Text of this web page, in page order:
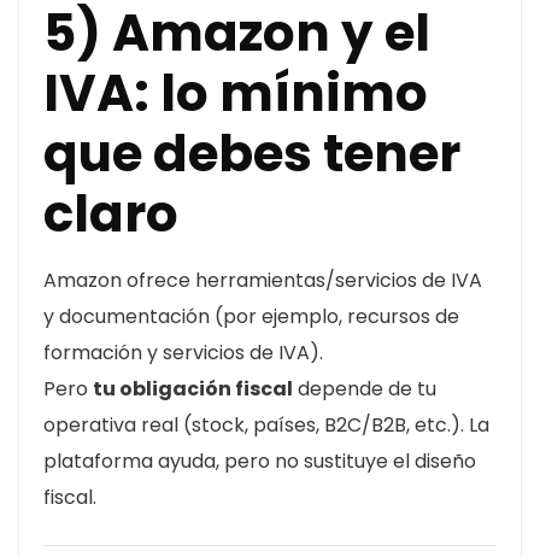
5) Amazon y el
IVA: lo mínimo
que debes tener
claro
Amazon ofrece herramientas/servicios de IVA
y documentación (por ejemplo, recursos de
formación y servicios de IVA).
Pero tu obligación fiscal depende de tu
operativa real (stock, países, B2C/B2B, etc.). La
plataforma ayuda, pero no sustituye el diseño
fiscal.